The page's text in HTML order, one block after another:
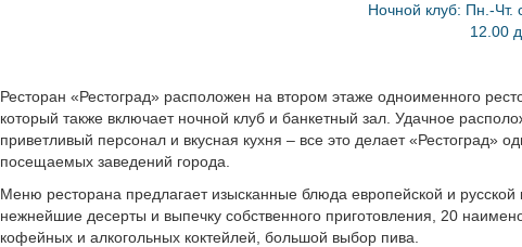
Ночной клуб: Пн.-Чт.
12.00
Ресторан «Рестоград» расположен на втором этаже одноименного
который также включает ночной клуб и банкетный зал. Удачное
приветливый персонал и вкусная кухня – все это делает «Рестоград»
посещаемых заведений города.
Меню ресторана предлагает изысканные блюда европейской и русской
нежнейшие десерты и выпечку собственного приготовления, 20
кофейных и алкогольных коктейлей, большой выбор пива.